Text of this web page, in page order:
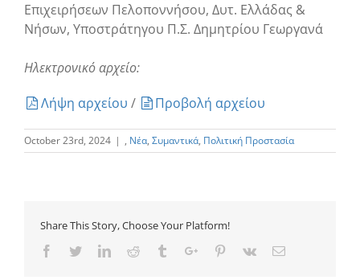
Επιχειρήσεων Πελοποννήσου, Δυτ. Ελλάδας &
Νήσων, Υποστράτηγου Π.Σ. Δημητρίου Γεωργανά
Ηλεκτρονικό αρχείο:
Λήψη αρχείου / Προβολή αρχείου
October 23rd, 2024 | , Νέα, Συμαντικά, Πολιτική Προστασία
Share This Story, Choose Your Platform!
Facebook
TwitterLinkedinReddit TumblrGoogle+Pinterest
Vk Email